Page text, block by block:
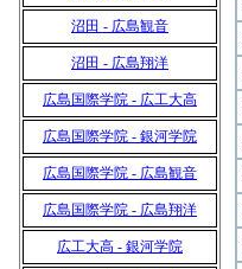
沼田 - 広島観音
沼田 - 広島翔洋
広島国際学院 - 広工大高
広島国際学院 - 銀河学院
広島国際学院 - 広島観音
広島国際学院 - 広島翔洋
広工大高 - 銀河学院